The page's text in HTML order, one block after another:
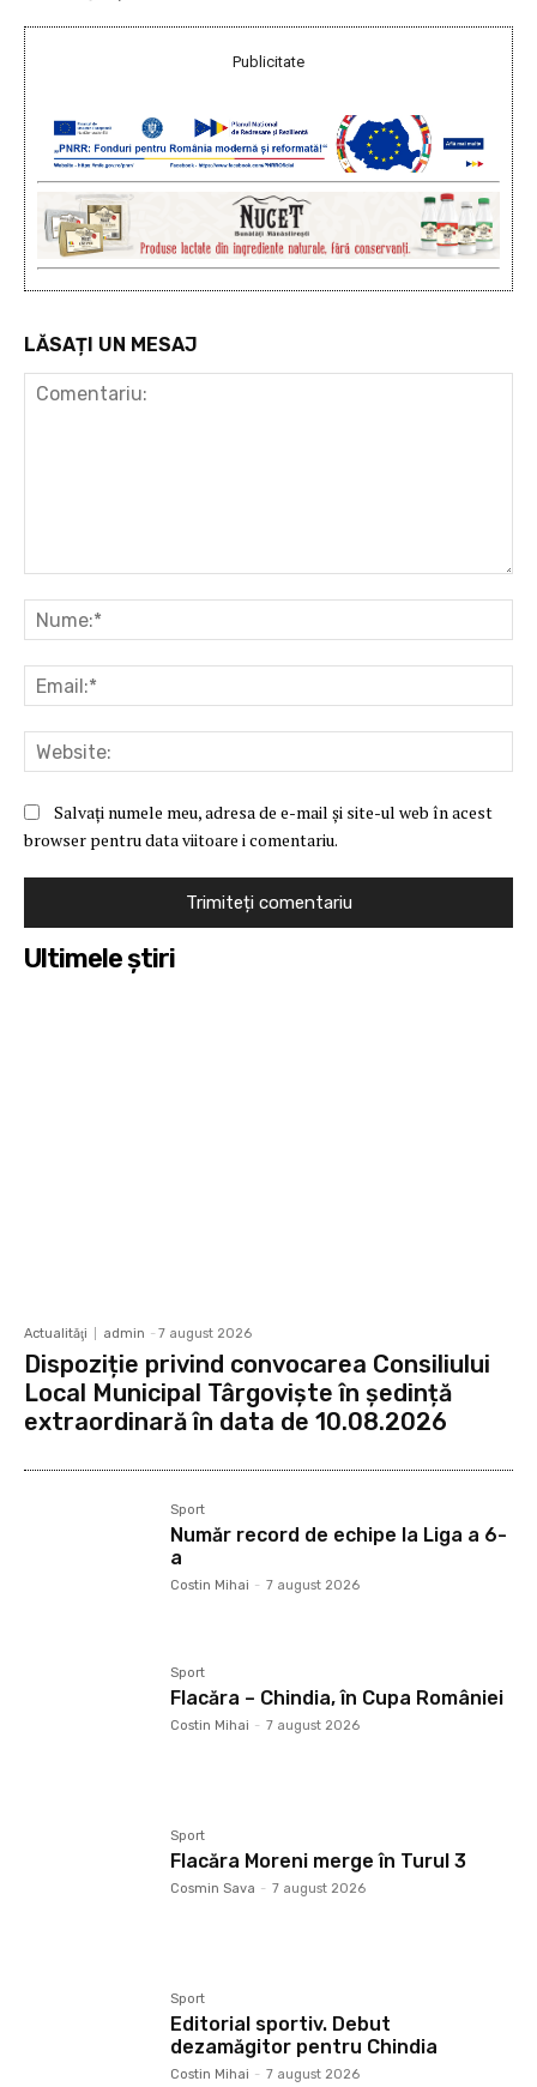
Publicitate
LĂSAȚI UN MESAJ
Salvați numele meu, adresa de e-mail și site-ul web în acest
browser pentru data viitoare i comentariu.
Ultimele ştiri
Actualităţi admin - 7 august 2026
Dispoziție privind convocarea Consiliului
Local Municipal Târgoviște în ședință
extraordinară în data de 10.08.2026
Sport
Număr record de echipe la Liga a 6-
a
Costin Mihai - 7 august 2026
Sport
Flacăra – Chindia, în Cupa României
Costin Mihai - 7 august 2026
Sport
Flacăra Moreni merge în Turul 3
Cosmin Sava - 7 august 2026
Sport
Editorial sportiv. Debut
dezamăgitor pentru Chindia
Costin Mihai - 7 august 2026